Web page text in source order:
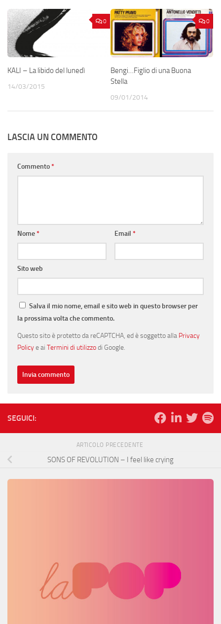
0
KALI – La libido del lunedì
14/03/2015
0
Bengi…Figlio di una Buona
Stella
09/01/2014
LASCIA UN COMMENTO
Commento*
Nome* Email *
Sito web
Salva il mio nome, email e sito web in questo browser per
la prossima volta che commento.
Questo sito è protetto da reCAPTCHA, ed è soggetto alla Privacy
Policye ai Termini di utilizzodi Google.
SEGUICI:
ARTICOLO PRECEDENTE
SONS OF REVOLUTION – I feel like crying